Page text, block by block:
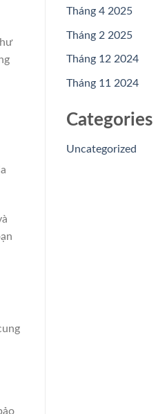
Tháng 4 2025
Tháng 2 2025
Tháng 12 2024
Tháng 11 2024
Categories
Uncategorized